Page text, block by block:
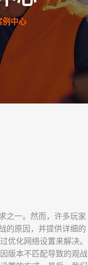
例中心
之一。然而，许多玩家
的原因，并提供详细的
优化网络设置来解决。
版本不匹配导致的观战